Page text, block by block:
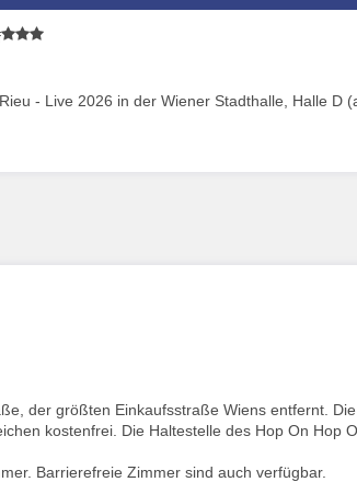
- Live 2026 in der Wiener Stadthalle, Halle D
der größten Einkaufsstraße Wiens entfernt. Die
kostenfrei. Die Haltestelle des Hop On Hop
Barrierefreie Zimmer sind auch verfügbar.